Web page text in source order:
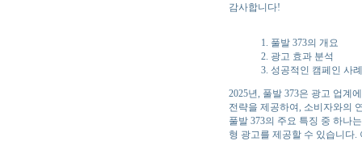
감사합니다!
1. 풀발 373의 개요
2. 광고 효과 분석
3. 성공적인 캠페인 사례
2025년, 풀발 373은 광고 업계
전략을 제공하여, 소비자와의
풀발 373의 주요 특징 중 하나
형 광고를 제공할 수 있습니다